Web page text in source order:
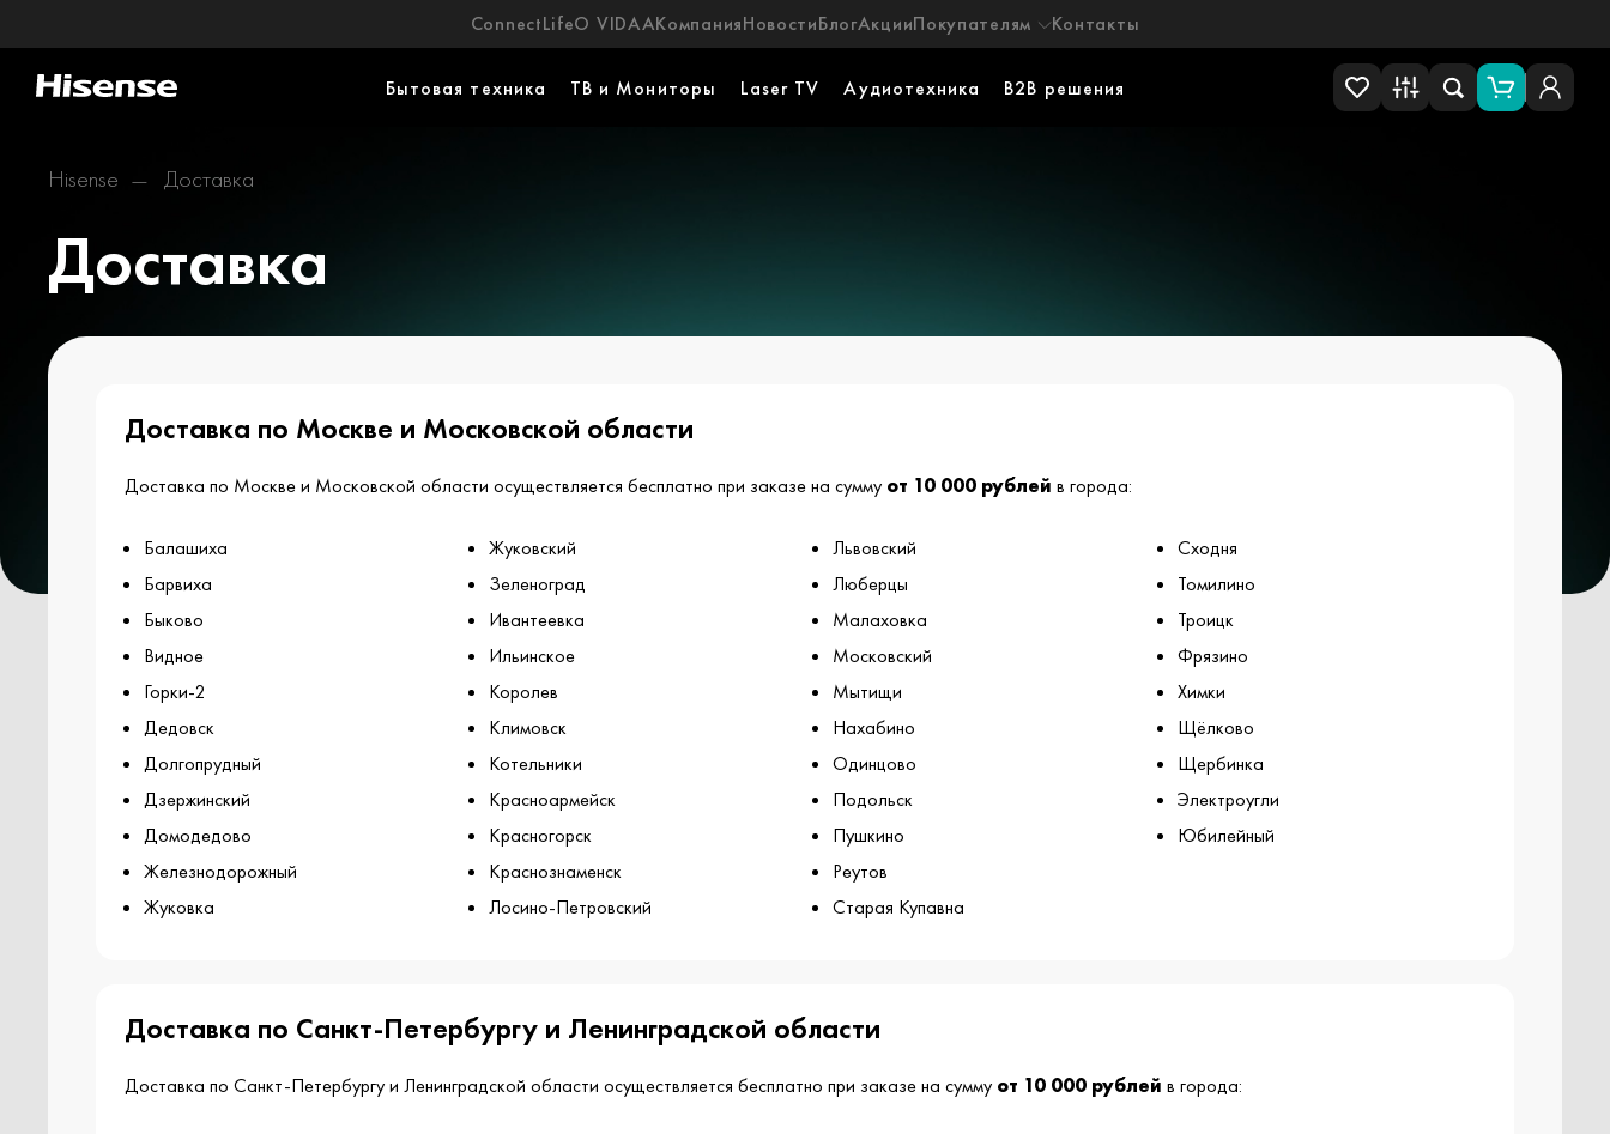
ConnectLifeО VIDAAКомпанияНовостиБлогАкцииПокупателям Контакты
Бытовая техника ТВ и Мониторы Laser TV Аудиотехника B2B решения
Hisense Доставка
Доставка
Доставка по Москве и Московской области
Доставка по Москве и Московской области осуществляется бесплатно при заказе на сумму от 10 000 рублей в города:
Балашиха
Барвиха
Быково
Видное
Горки-2
Дедовск
Долгопрудный
Дзержинский
Домодедово
Железнодорожный
Жуковка
Жуковский
Зеленоград
Ивантеевка
Ильинское
Королев
Климовск
Котельники
Красноармейск
Красногорск
Краснознаменск
Лосино-Петровский
Львовский
Люберцы
Малаховка
Московский
Мытищи
Нахабино
Одинцово
Подольск
Пушкино
Реутов
Старая Купавна
Сходня
Томилино
Троицк
Фрязино
Химки
Щёлково
Щербинка
Электроугли
Юбилейный
Доставка по Санкт-Петербургу и Ленинградской области
Доставка по Санкт-Петербургу и Ленинградской области осуществляется бесплатно при заказе на сумму от 10 000 рублей в города: